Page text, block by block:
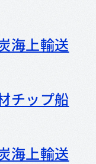
海上輸送
チップ船
海上輸送